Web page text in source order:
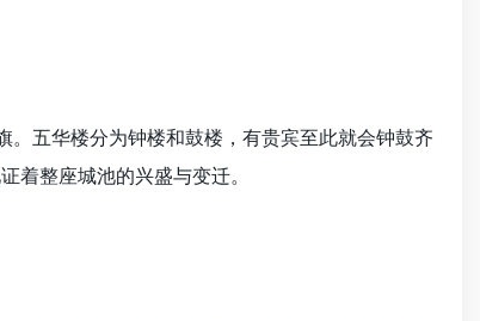
五华楼分为钟楼和鼓楼，有贵宾至此就会钟鼓齐
着整座城池的兴盛与变迁。